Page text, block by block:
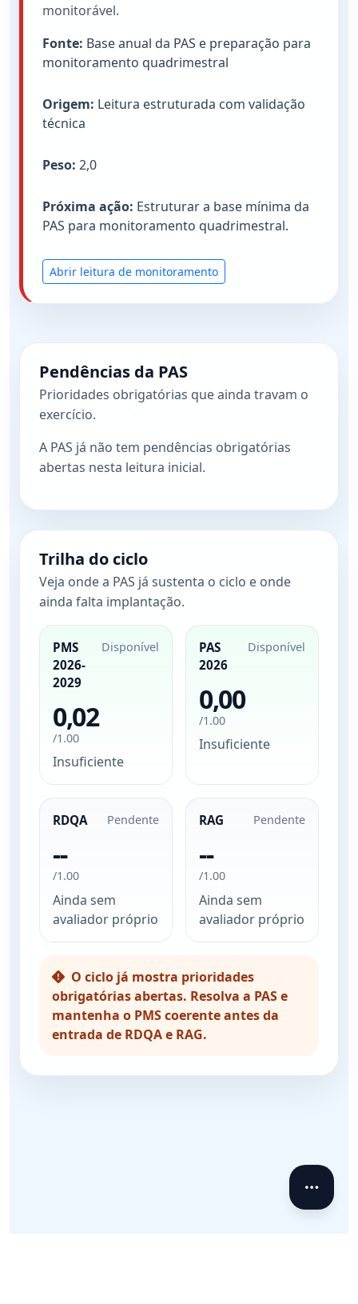
monitorável.
Fonte: Base anual da PAS e preparação para
monitoramento quadrimestral
Origem: Leitura estruturada com validação
técnica
Peso: 2,0
Próxima ação: Estruturar a base mínima da
PAS para monitoramento quadrimestral.
Abrir leitura de monitoramento
Pendências da PAS
Prioridades obrigatórias que ainda travam o
exercício.
A PAS já não tem pendências obrigatórias
abertas nesta leitura inicial.
Trilha do ciclo
Veja onde a PAS já sustenta o ciclo e onde
ainda falta implantação.
PMS
2026-
2029
Disponível
0,02
/1.00
Insuficiente
PAS
2026
Disponível
0,00
/1.00
Insuficiente
RDQA Pendente
--
/1.00
Ainda sem
avaliador próprio
RAG Pendente
--
/1.00
Ainda sem
avaliador próprio
O ciclo já mostra prioridades
obrigatórias abertas. Resolva a PAS e
mantenha o PMS coerente antes da
entrada de RDQA e RAG.